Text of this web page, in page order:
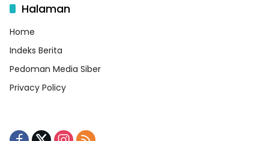
Halaman
Home
Indeks Berita
Pedoman Media Siber
Privacy Policy